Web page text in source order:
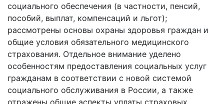
социального обеспечения (в частности, пенсий,
пособий, выплат, компенсаций и льгот);
рассмотрены основы охраны здоровья граждан и
общие условия обязательного медицинского
страхования. Отдельное внимание уделено
особенностям предоставления социальных услуг
гражданам в соответствии с новой системой
социального обслуживания в России, а также
отражены общие аспекты уплаты страховых